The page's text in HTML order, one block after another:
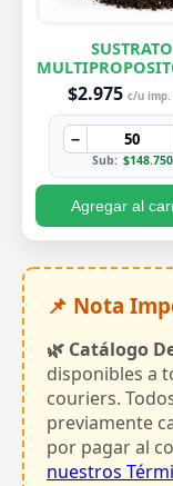
SUSTRATO
$2.975 c/u imp.
−
Sub: $148.750
Agregar al
📌 Nota
🌿 Catálogo
disponibles a
couriers.
previamente
por pagar al
nuestros